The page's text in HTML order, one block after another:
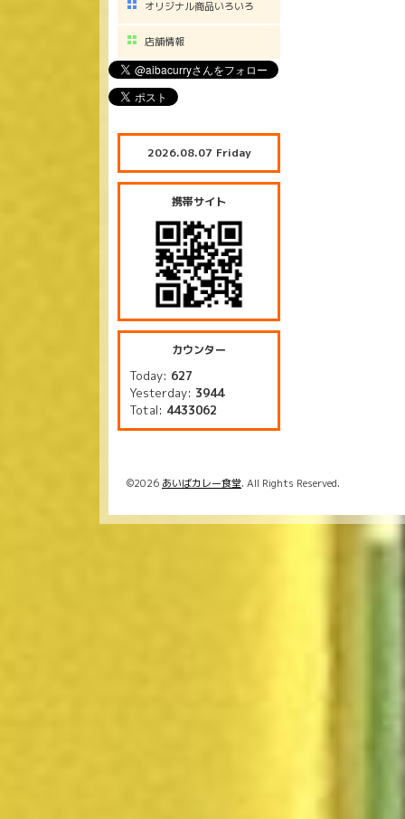
オリジナル商品いろいろ
店舗情報
2026.08.07 Friday
携帯サイト
カウンター
Today: 627
Yesterday: 3944
Total: 4433062
©2026 あいばカレー食堂. All Rights Reserved.